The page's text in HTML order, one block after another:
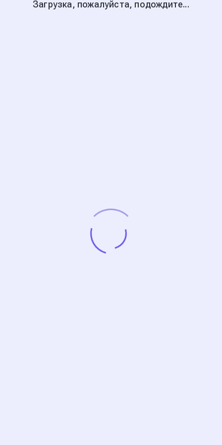
Загрузка, пожалуйста, подождите...